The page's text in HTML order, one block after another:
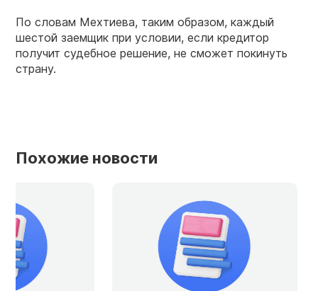
По словам Мехтиева, таким образом, каждый
шестой заемщик при условии, если кредитор
получит судебное решение, не сможет покинуть
страну.
Похожие новости